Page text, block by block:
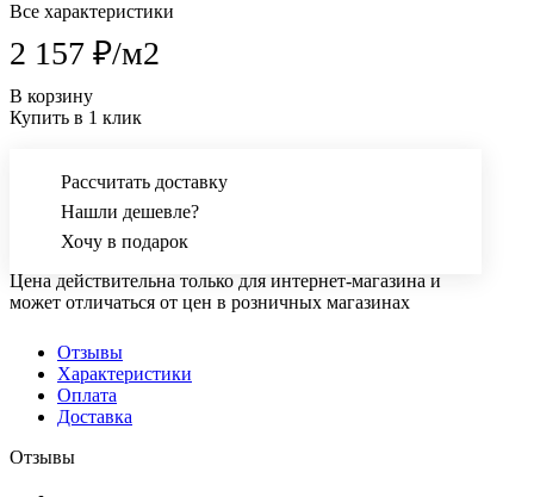
Все характеристики
2 157 ₽/м2
В корзину
Купить в 1 клик
Рассчитать доставку
Нашли дешевле?
Хочу в подарок
Цена действительна только для интернет-магазина и
может отличаться от цен в розничных магазинах
Отзывы
Характеристики
Оплата
Доставка
Отзывы